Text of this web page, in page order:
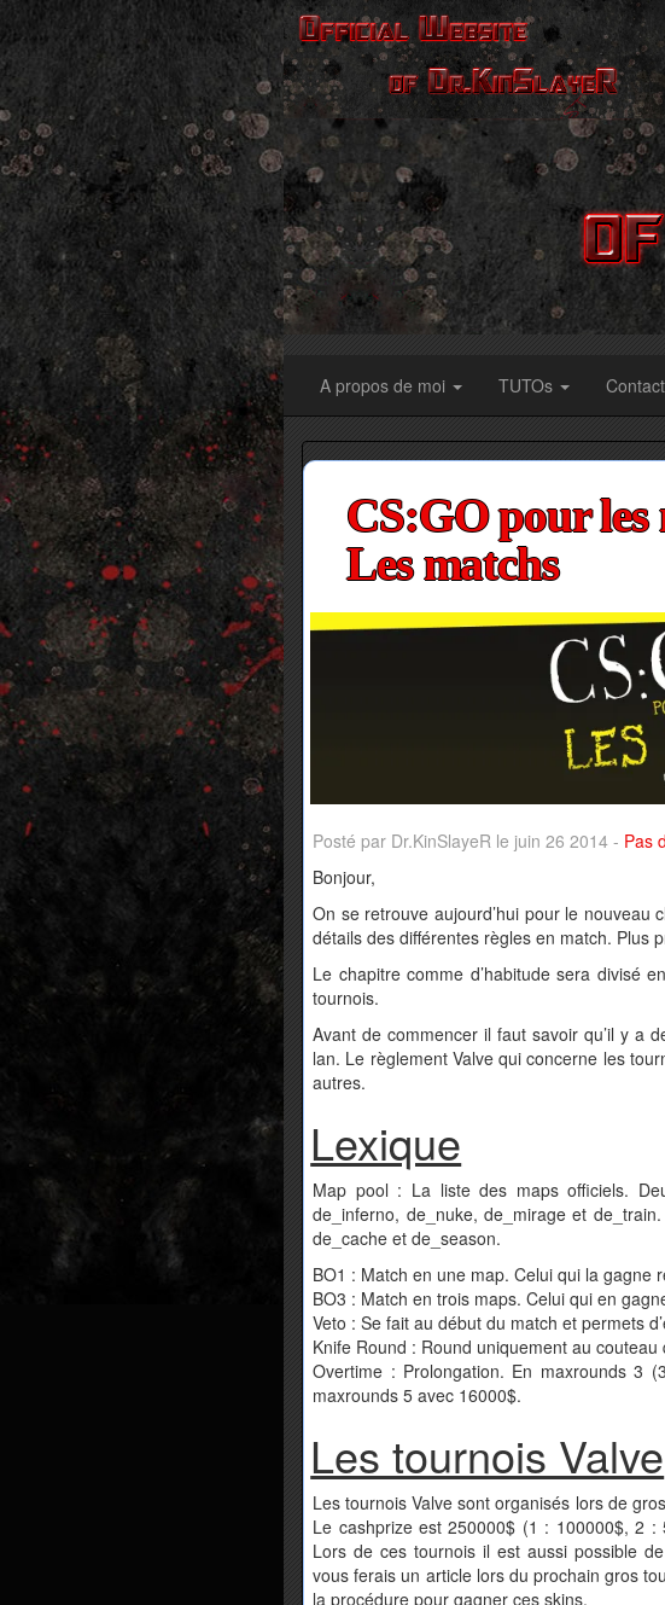
A propos de moi TUTOs Contact
CS:GO pour
Les matchs
Posté par Dr.KinSlayeR le juin 26 2014 - Pas
Bonjour,
On se retrouve aujourd’hui pour le
détails des différentes règles en match. Plus
Le chapitre comme d’habitude sera divisé
tournois.
Avant de commencer il faut savoir qu’il y a
lan. Le règlement Valve qui concerne les
autres.
Lexique
Map pool : La liste des maps officiels.
de_inferno, de_nuke, de_mirage et
de_cache et de_season.
BO1 : Match en une map. Celui qui la gagne
BO3 : Match en trois maps. Celui qui en
Veto : Se fait au début du match et permets
Knife Round : Round uniquement au
Overtime : Prolongation. En maxrounds 3
maxrounds 5 avec 16000$.
Les tournois Valve
Les tournois Valve sont organisés lors de
Le cashprize est 250000$ (1 : 100000$, 2
Lors de ces tournois il est aussi possible
vous ferais un article lors du prochain gros
la procédure pour gagner ces skins.